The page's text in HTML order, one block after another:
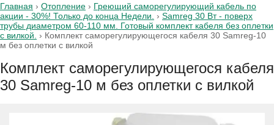
Главная › Отопление › Греющий саморегулирующий кабель по
акции - 30%! Только до конца Недели.
› Samreg 30 Вт - поверх
трубы диаметром 60-110 мм. Готовый комплект кабеля без оплетки
с вилкой.
› Комплект саморегулирующегося кабеля 30 Samreg-10
м без оплетки с вилкой
Комплект саморегулирующегося кабеля
30 Samreg-10 м без оплетки с вилкой